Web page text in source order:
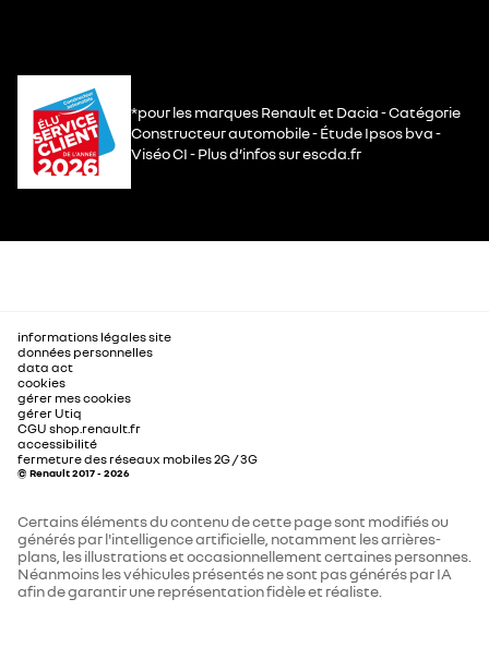
*pour les marques Renault et Dacia - Catégorie
Constructeur automobile - Étude Ipsos bva -
Viséo CI - Plus d’infos sur escda.fr
informations légales site
données personnelles
data act
cookies
gérer mes cookies
gérer Utiq
CGU shop.renault.fr
accessibilité
fermeture des réseaux mobiles 2G / 3G
© Renault 2017 - 2026
Certains éléments du contenu de cette page sont modifiés ou
générés par l'intelligence artificielle, notamment les arrières-
plans, les illustrations et occasionnellement certaines personnes.
Néanmoins les véhicules présentés ne sont pas générés par IA
afin de garantir une représentation fidèle et réaliste.